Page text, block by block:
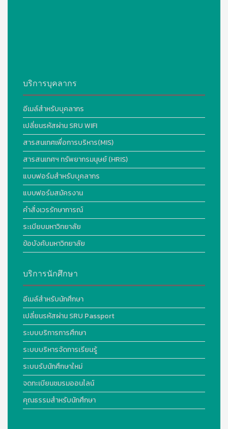
บริการบุคลากร
อีเมล์สำหรับบุคลากร
เปลี่ยนรหัสผ่าน SRU WIFI
สารสนเทศเพื่อการบริหาร(MIS)
สารสนเทศฯ ทรัพยากรมนุษย์ (HRIS)
แบบฟอร์มสำหรับบุคลากร
แบบฟอร์มสมัครงาน
คำสั่งเวรรักษาการณ์
ระเบียบมหาวิทยาลัย
ข้อบังคับมหาวิทยาลัย
บริการนักศึกษา
อีเมล์สำหรับนักศึกษา
เปลี่ยนรหัสผ่าน SRU Passport
ระบบบริการการศึกษา
ระบบบริหารจัดการเรียนรู้
ระบบรับนักศึกษาใหม่
จดทะเบียนชมรมออนไลน์
คุณธรรมสำหรับนักศึกษา